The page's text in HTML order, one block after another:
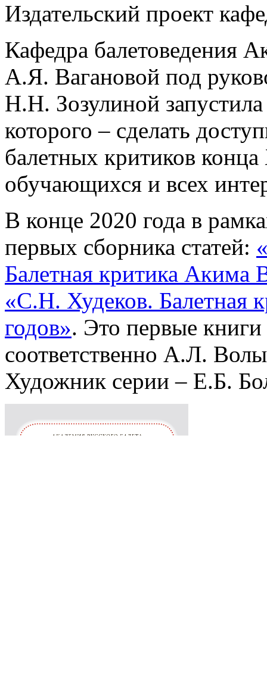
Издательский проект
Кафедра балетоведения
А.Я. Вагановой под
Н.Н. Зозулиной запустила
которого – сделать
балетных критиков
обучающихся и всех
В конце 2020 года в
первых сборника статей:
Балетная критика Акима
«С.Н. Худеков. Балетная
годов». Это первые
соответственно А.Л.
Художник серии – Е.Б.